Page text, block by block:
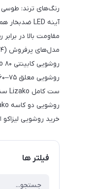
رنگ‌های ترند: طوسی
آینه LED ضدبخار هماهنگ (در برخی مدل‌ها)
مقاومت بالا در
مدل‌های پرفروش Lizako (۱۴۰۵-۱۴۰۴):
روشویی کابینتی Lizako ۸۰ و ۱۰۰ سانتی با کشو نرم‌بند
روشویی معلق Lizako ۶۰–۷۵ سانتی تک کاسه
ست کامل Lizako سنگی + شیر مشکی/طلایی
روشویی دو کاسه Lizako برای سرویس‌های بزرگ
خرید روشویی لیزاکو
فیلتر ها